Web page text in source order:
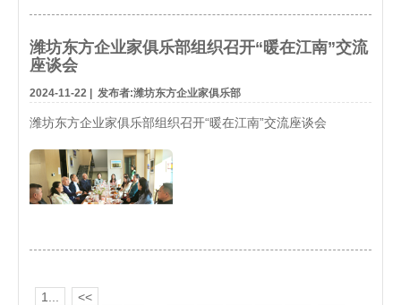
潍坊东方企业家俱乐部组织召开“暖在江南”交流
座谈会
2024-11-22 | 发布者:潍坊东方企业家俱乐部
潍坊东方企业家俱乐部组织召开“暖在江南”交流座谈会
1...
<<